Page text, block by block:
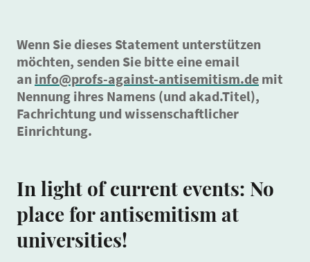
Wenn Sie dieses Statement unterstützen
möchten, senden Sie bitte eine email
an info@profs-against-antisemitism.de mit
Nennung ihres Namens (und akad.Titel),
Fachrichtung und wissenschaftlicher
Einrichtung.
In light of current events: No
place for antisemitism at
universities!